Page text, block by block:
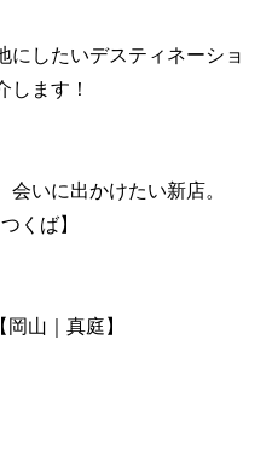
にしたいデスティネーショ
します！
いに出かけたい新店。
くば】
山｜真庭】